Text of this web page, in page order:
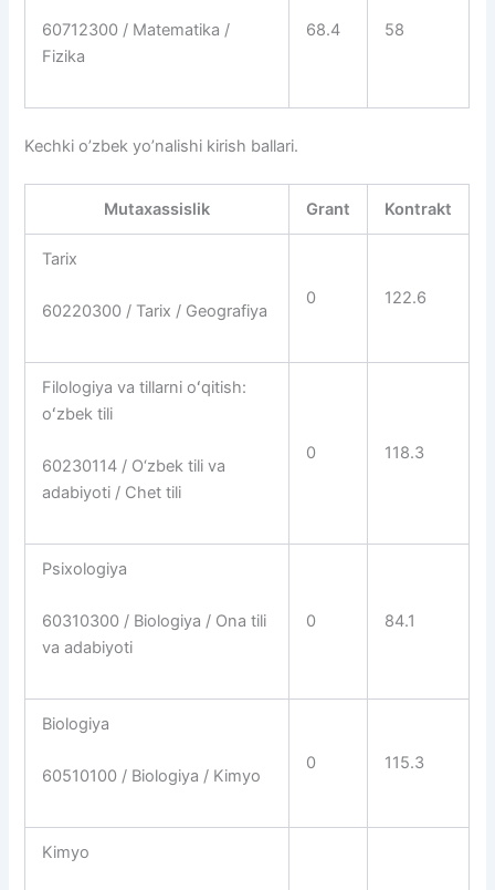
60712300 / Matematika /
Fizika
68.4 58
Kechki o’zbek yo’nalishi kirish ballari.
Mutaxassislik Grant Kontrakt
Tarix
60220300 / Tarix / Geografiya
0 122.6
Filologiya va tillarni oʻqitish:
oʻzbek tili
60230114 / O‘zbek tili va
adabiyoti / Chet tili
0 118.3
Psixologiya
60310300 / Biologiya / Ona tili
va adabiyoti
0 84.1
Biologiya
60510100 / Biologiya / Kimyo
0 115.3
Kimyo